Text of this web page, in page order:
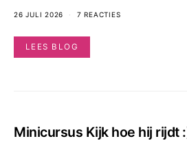
26 JULI 2026 7 REACTIES
LEES BLOG
Minicursus Kijk hoe hij rijdt